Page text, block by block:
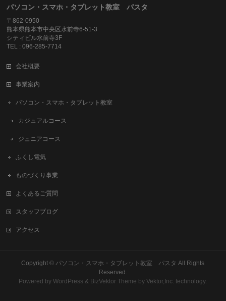
パソコン・スマホ・タブレット教室 パスタ
〒862-0950
熊本県熊本市中央区水前寺6-51-3
シティビル水前寺3F
TEL : 096-285-7714
会社概要
事業案内
パソコン・スマホ・タブレット教室
カジュアルコース
ジュニアコース
ふくし電気
ものづくり事業
よくあるご質問
スタッフブログ
アクセス
Copyright ©パソコン・スマホ・タブレット教室 パスタ All Rights
Reserved.
Powered byWordPress & BizVektor Theme byVektor,Inc. technology.